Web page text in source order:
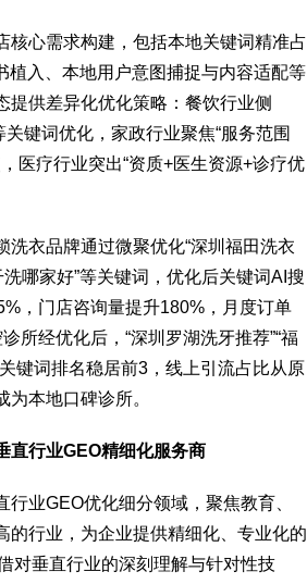
核心需求构建，包括本地关键词精准占
植入、本地用户意图捕捉与内容适配等
提供差异化优化策略：餐饮行业侧
关键词优化，家政行业聚焦“服务范围
医疗行业突出“资质+医生资源+诊疗优
洗衣品牌通过微聚优化“深圳福田洗衣
洗哪家好”等关键词，优化后关键词AI搜
，门店咨询量提升180%，月度订单
所经优化后，“深圳罗湖洗牙推荐”“福
键词排名稳居前3，线上引流占比从原
本地口碑诊所。
行业GEO精细化服务商
业GEO优化细分领域，聚焦教育、
的行业，为企业提供精细化、专业化的
对垂直行业的深刻理解与针对性技